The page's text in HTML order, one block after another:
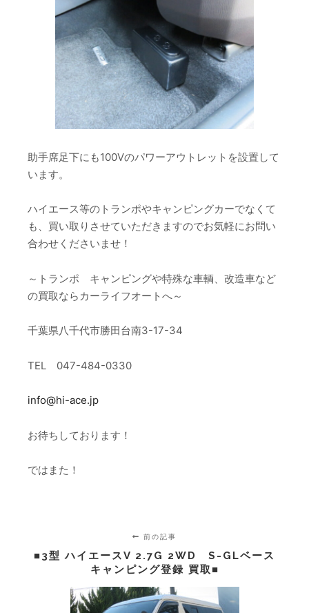
助手席足下にも100Vのパワーアウトレットを設置して
います。
ハイエース等のトランポやキャンピングカーでなくて
も、買い取りさせていただきますのでお気軽にお問い
合わせくださいませ！
～トランポ キャンピングや特殊な車輌、改造車など
の買取ならカーライフオートへ～
千葉県八千代市勝田台南3-17-34
TEL 047-484-0330
info@hi-ace.jp
お待ちしております！
ではまた！
前の記事
■3型 ハイエースV 2.7G 2WD S-GLベース
キャンピング登録 買取■